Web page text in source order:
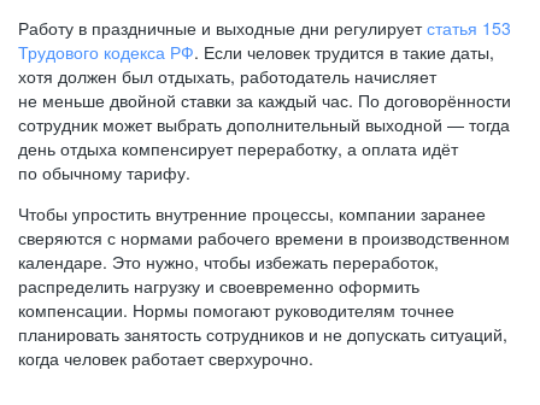
Работу в праздничные и выходные дни регулируетстатья 153
Трудового кодекса РФ. Если человек трудится в такие даты,
хотя должен был отдыхать, работодатель начисляет
не меньше двойной ставки за каждый час. По договорённости
сотрудник может выбрать дополнительный выходной — тогда
день отдыха компенсирует переработку, а оплата идёт
по обычному тарифу.
Чтобы упростить внутренние процессы, компании заранее
сверяются с нормами рабочего времени в производственном
календаре. Это нужно, чтобы избежать переработок,
распределить нагрузку и своевременно оформить
компенсации. Нормы помогают руководителям точнее
планировать занятость сотрудников и не допускать ситуаций,
когда человек работает сверхурочно.